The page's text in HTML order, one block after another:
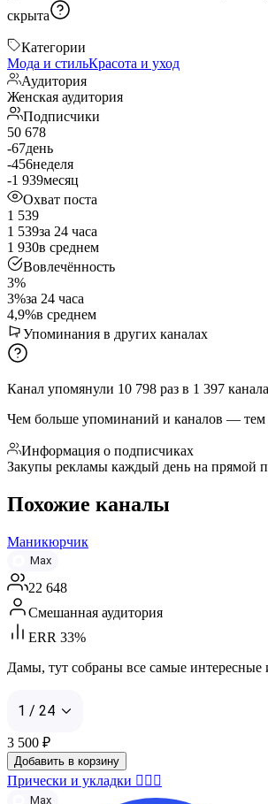
скрыта
Категории
Мода и стильКрасота и уход
Аудитория
Женская аудитория
Подписчики
50 678
-67день
-456неделя
-1 939месяц
Охват поста
1 539
1 539за 24 часа
1 930в среднем
Вовлечённость
3%
3%за 24 часа
4,9%в среднем
Упоминания в других каналах
Канал упомянули 10 798 раз в 1 397
Чем больше упоминаний и каналов — тем
Информация о подписчиках
Закупы рекламы каждый день на прямой
Похожие каналы
Маникюрчик
Max
22 648
Смешанная аудитория
ERR 33%
Дамы, тут собраны все самые
1 / 24
3 500 ₽
Добавить в корзину
Прически и укладки 👱🏻‍♀️
Max